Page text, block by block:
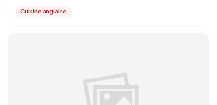
Cuisine anglaise